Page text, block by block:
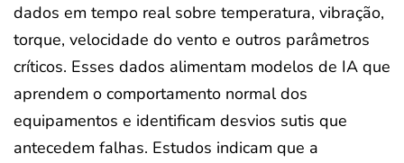
dados em tempo real sobre temperatura, vibração,
torque, velocidade do vento e outros parâmetros
críticos. Esses dados alimentam modelos de IA que
aprendem o comportamento normal dos
equipamentos e identificam desvios sutis que
antecedem falhas. Estudos indicam que a